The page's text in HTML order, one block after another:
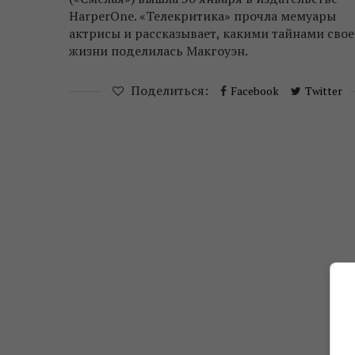
HarperOne. «Телекритика» прочла мемуары
актрисы и рассказывает, какими тайнами
жизни поделилась Макгоуэн.
Поделиться: Facebook Twitter